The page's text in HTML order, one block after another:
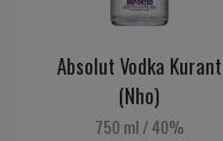
Absolut Vodka Kurant
(Nho)
750 ml /40%